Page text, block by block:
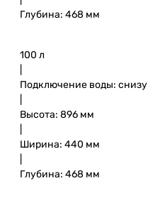
Глубина: 468 мм
100 л
Подключение воды: снизу
Высота: 896 мм
Ширина: 440 мм
Глубина: 468 мм